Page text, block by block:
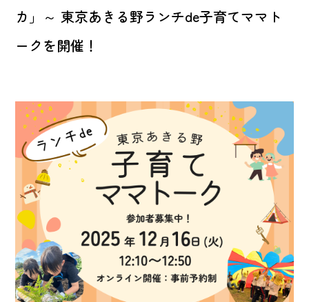
カ」～ 東京あきる野ランチde子育てママト
ークを開催！